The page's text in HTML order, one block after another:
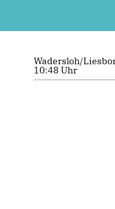
Wadersloh/
10:48 Uhr